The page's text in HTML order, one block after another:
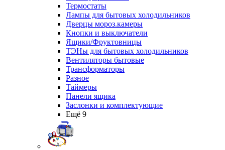
Термостаты
Лампы для бытовых холодильников
Дверцы мороз.камеры
Кнопки и выключатели
Ящики/Фруктовницы
ТЭНы для бытовых холодильников
Вентиляторы бытовые
Трансформаторы
Разное
Таймеры
Панели ящика
Заслонки и комплектующие
Ещё 9